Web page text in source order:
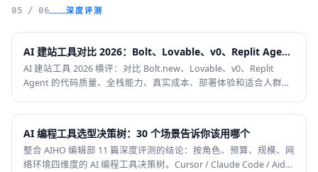
05 / 06 深度评测
AI 建站工具对比 2026：Bolt、Lovable、v0、Replit Agent 怎么选
AI 建站工具 2026 横评：对比 Bolt.new、Lovable、v0、Replit
Agent 的代码质量、全栈能力、真实成本、部署体验和适合人群。
者与创业者。
AI 编程工具选型决策树：30 个场景告诉你该用哪个
整合 AIHO 编辑部 11 篇深度评测的结论：按角色、预算、规模、网
络环境四维度的 AI 编程工具决策树。Cursor / Claude Code / Aider